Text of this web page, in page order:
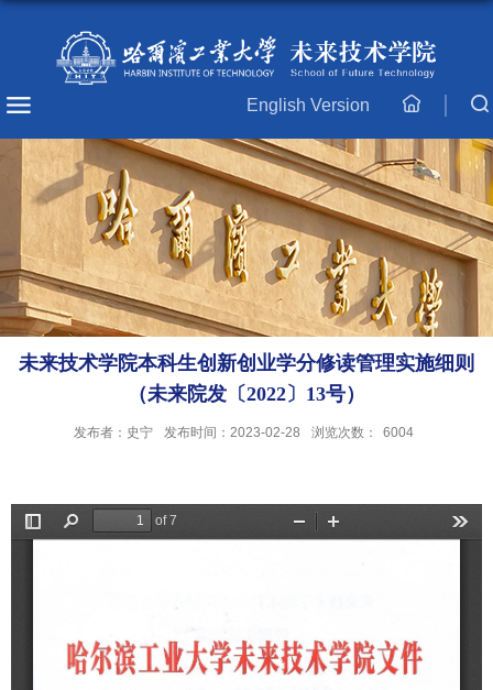
English Version
主
未来技术学院本科生创新创业学分修读管理实施细则
（未来院发〔2022〕13号）
发布者：史宁 发布时间：2023-02-28 浏览次数： 6004